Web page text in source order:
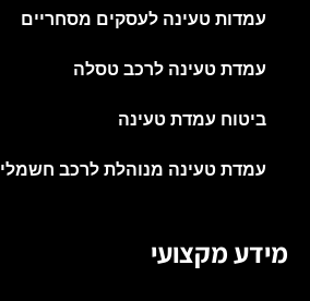
עמדות טעינה לעסקים מסחריים
עמדת טעינה לרכב טסלה
ביטוח עמדת טעינה
עמדת טעינה מנוהלת לרכב חשמלי
מידע מקצועי